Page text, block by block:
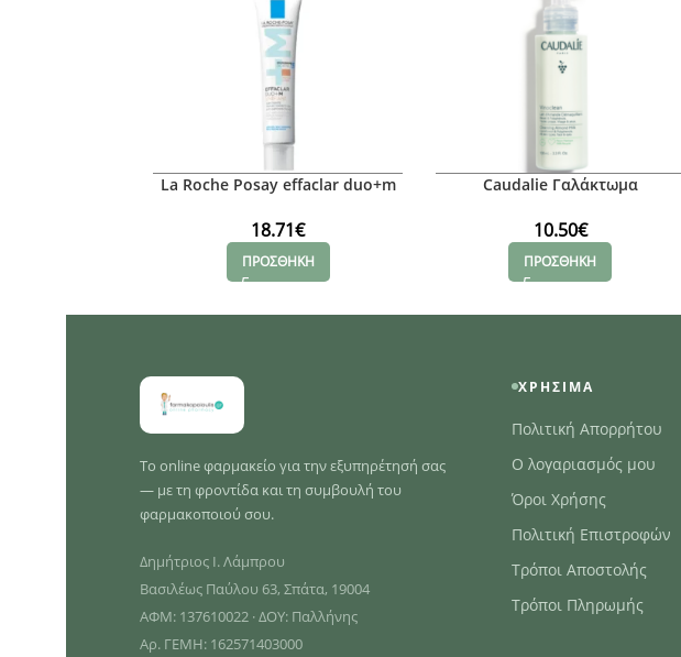
La Roche Posay effaclar duo+m
(Medium) για ακμη,40ml
18.71€
ΠΡΟΣΘΗΚΗ
Caudalie Γαλάκτωμα
10.50€
ΠΡΟΣΘΗΚΗ
Το online φαρμακείο για την εξυπηρέτησή σας
— με τη φροντίδα και τη συμβουλή του
φαρμακοποιού σου.
Δημήτριος Ι. Λάμπρου
Βασιλέως Παύλου 63, Σπάτα, 19004
ΑΦΜ: 137610022 · ΔΟΥ: Παλλήνης
Αρ. ΓΕΜΗ: 162571403000
ΧΡΉΣΙΜΑ
Πολιτική Απορρήτου
Ο λογαριασμός μου
Όροι Χρήσης
Πολιτική Επιστροφών
Τρόποι Αποστολής
Τρόποι Πληρωμής